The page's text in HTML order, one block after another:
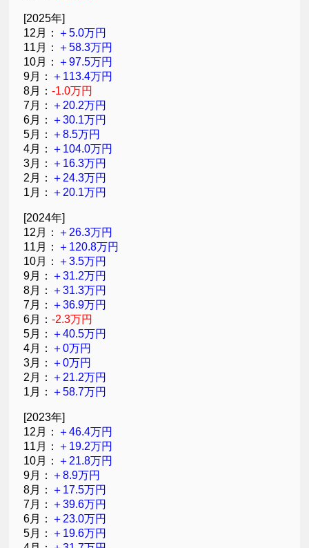
[2025年]
12月： ＋5.0万円
11月： ＋58.3万円
10月： ＋97.5万円
9月： ＋113.4万円
8月：-1.0万円
7月： ＋20.2万円
6月： ＋30.1万円
5月： ＋8.5万円
4月： ＋104.0万円
3月： ＋16.3万円
2月： ＋24.3万円
1月： ＋20.1万円
[2024年]
12月： ＋26.3万円
11月： ＋120.8万円
10月： ＋3.5万円
9月： ＋31.2万円
8月： ＋31.3万円
7月： ＋36.9万円
6月：-2.3万円
5月： ＋40.5万円
4月： ＋0万円
3月： ＋0万円
2月： ＋21.2万円
1月： ＋58.7万円
[2023年]
12月： ＋46.4万円
11月： ＋19.2万円
10月： ＋21.8万円
9月： ＋8.9万円
8月： ＋17.5万円
7月： ＋39.6万円
6月： ＋23.0万円
5月： ＋19.6万円